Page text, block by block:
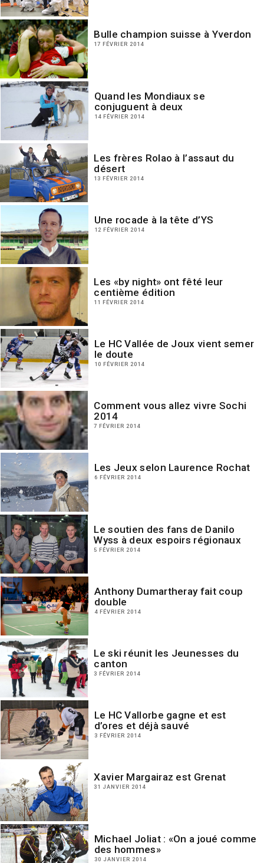
Bulle champion suisse à Yverdon
17 FÉVRIER 2014
Quand les Mondiaux se
conjuguent à deux
14 FÉVRIER 2014
Les frères Rolao à l’assaut du
désert
13 FÉVRIER 2014
Une rocade à la tête d’YS
12 FÉVRIER 2014
Les «by night» ont fêté leur
centième édition
11 FÉVRIER 2014
Le HC Vallée de Joux vient semer
le doute
10 FÉVRIER 2014
Comment vous allez vivre Sochi
2014
7 FÉVRIER 2014
Les Jeux selon Laurence Rochat
6 FÉVRIER 2014
Le soutien des fans de Danilo
Wyss à deux espoirs régionaux
5 FÉVRIER 2014
Anthony Dumartheray fait coup
double
4 FÉVRIER 2014
Le ski réunit les Jeunesses du
canton
3 FÉVRIER 2014
Le HC Vallorbe gagne et est
d’ores et déjà sauvé
3 FÉVRIER 2014
Xavier Margairaz est Grenat
31 JANVIER 2014
Michael Joliat : «On a joué comme
des hommes»
30 JANVIER 2014